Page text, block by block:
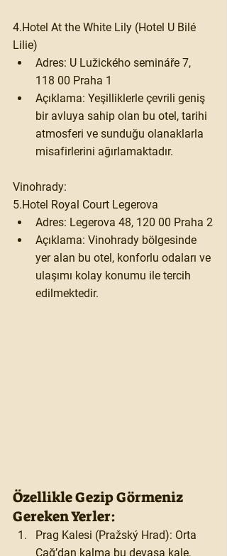
4.Hotel At the White Lily (Hotel U Bilé
Lilie)
Adres: U Lužického semináře 7,
118 00 Praha 1​
Açıklama: Yeşilliklerle çevrili geniş
bir avluya sahip olan bu otel, tarihi
atmosferi ve sunduğu olanaklarla
misafirlerini ağırlamaktadır. ​
Vinohrady:
5.Hotel Royal Court Legerova
Adres: Legerova 48, 120 00 Praha 2​
Açıklama: Vinohrady bölgesinde
yer alan bu otel, konforlu odaları ve
ulaşımı kolay konumu ile tercih
edilmektedir.
Özellikle Gezip Görmeniz
Gereken Yerler:
Prag Kalesi (Pražský Hrad): Orta
Çağ’dan kalma bu devasa kale,